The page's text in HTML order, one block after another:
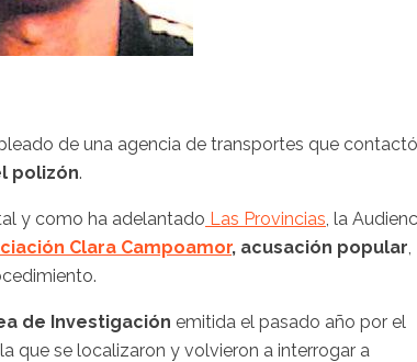
de una agencia de transportes que contactó
polizón.
y como ha adelantado Las Provincias, la
Clara Campoamor, acusación popular,
de Investigación emitida el pasado año por el
que se localizaron y volvieron a interrogar a